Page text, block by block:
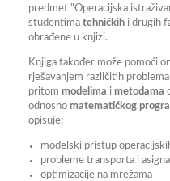
predmet "Operacijska
studentima tehničkih i drugih
obrađene u knjizi.
Knjiga također može pomoći
rješavanjem različitih
pritom modelima i metodama
odnosno matematičkog
opisuje:
modelski pristup
probleme transporta i
optimizacije na mrežama